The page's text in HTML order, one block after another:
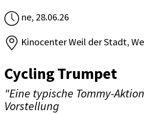
ne, 28.06.26
Kinocenter Weil der Stadt,
Cycling Trumpet
"Eine typische Tommy-
Vorstellung